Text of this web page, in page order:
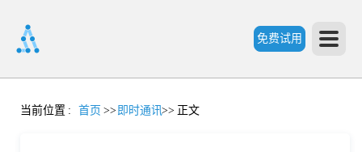
免费试用
首
当前位置 : 首页 >> 即时通讯>> 正文